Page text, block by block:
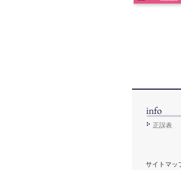
正誤表
サイトマッ